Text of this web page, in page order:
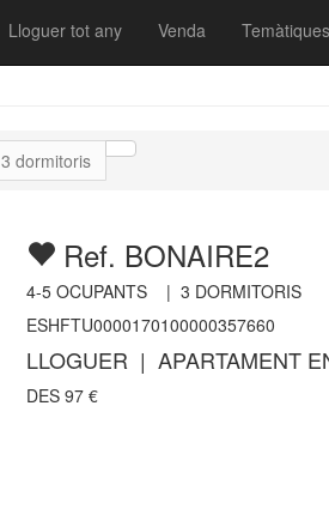
Lloguer tot any Venda Temàtiques
3 dormitoris
Ref. BONAIRE2
4-5OCUPANTS | 3 DORMITORIS
ESHFTU0000170100000357660
LLOGUER | APARTAMENT
DES97 €